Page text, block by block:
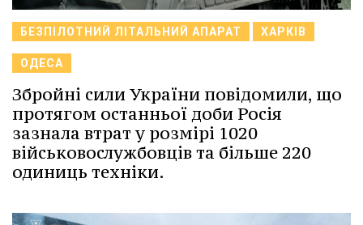
БЕЗПІЛОТНИЙ ЛІТАЛЬНИЙ АПАРАТ ХАРКІВ
ОДЕСА
Збройні сили України повідомили, що
протягом останньої доби Росія
зазнала втрат у розмірі 1020
військовослужбовців та більше 220
одиниць техніки.